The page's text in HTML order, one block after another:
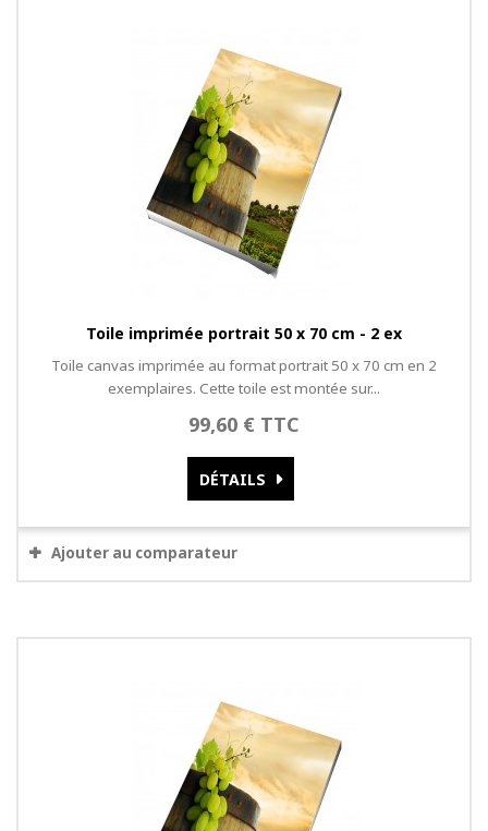
Toile imprimée portrait 50 x 70 cm - 2 ex
Toile canvas imprimée au format portrait 50 x 70 cm en 2
exemplaires. Cette toile est montée sur...
99,60 € TTC
DÉTAILS
Ajouter au comparateur